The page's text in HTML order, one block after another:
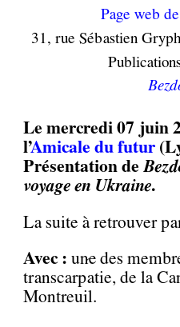
Page web
31, rue Sébastien
Le mercredi 07 juin
l’Amicale du futur
Présentation de
voyage en Ukraine.
La suite à retrouver
Avec : un·e des
transcarpatie, de la
Montreuil.